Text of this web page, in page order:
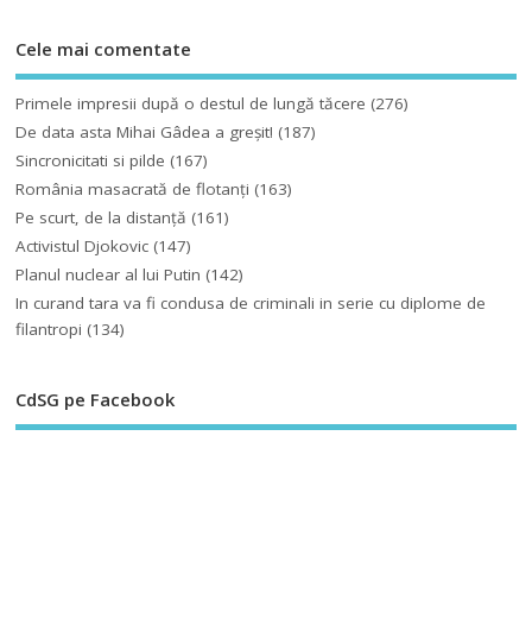
Cele mai comentate
Primele impresii după o destul de lungă tăcere (276)
De data asta Mihai Gâdea a greşit! (187)
Sincronicitati si pilde (167)
România masacrată de flotanţi (163)
Pe scurt, de la distanță (161)
Activistul Djokovic (147)
Planul nuclear al lui Putin (142)
In curand tara va fi condusa de criminali in serie cu diplome de
filantropi (134)
CdSG pe Facebook